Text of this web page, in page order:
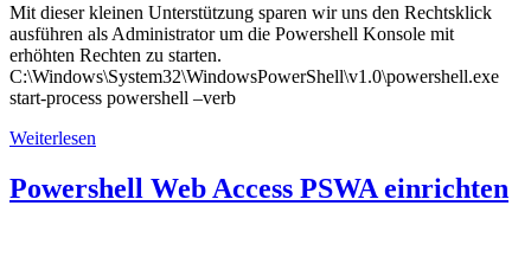
Mit dieser kleinen Unterstützung sparen wir uns den Rechtsklick
ausführen als Administrator um die Powershell Konsole mit
erhöhten Rechten zu starten.
C:\Windows\System32\WindowsPowerShell\v1.0\powershell.exe
start-process powershell –verb
Weiterlesen
Powershell Web Access PSWA einrichten